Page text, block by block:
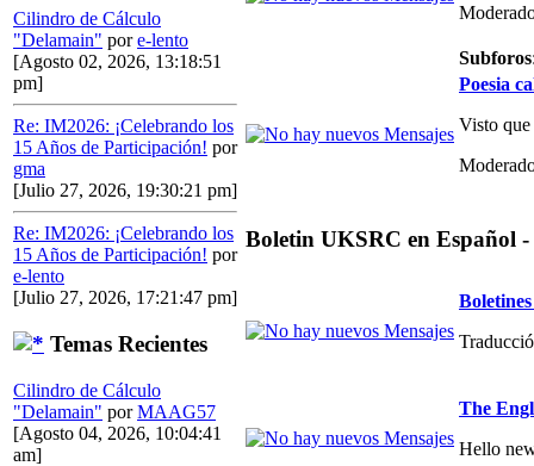
Cilindro de Cálculo
"Delamain" pore-lento
[Agosto 02, 2026, 13:18:51
pm]
Re: IM2026: ¡Celebrando los
15 Años de Participación! por
gma
[Julio 27, 2026, 19:30:21 pm]
Re: IM2026: ¡Celebrando los
15 Años de Participación! por
e-lento
[Julio 27, 2026, 17:21:47 pm]
Temas Recientes
Cilindro de Cálculo
"Delamain" porMAAG57
[Agosto 04, 2026, 10:04:41
am]
Subforos
Poesia
Visto que
Boletin UKSRC en Español
The
Hello